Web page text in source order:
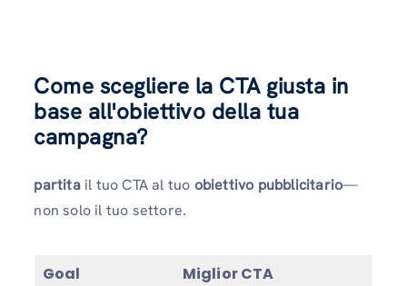
Come scegliere la CTA giusta in
base all'obiettivo della tua
campagna?
partita il tuo CTA al tuo obiettivo pubblicitario—
non solo il tuo settore.
Goal
Miglior CTA